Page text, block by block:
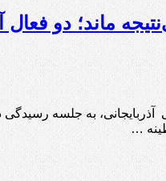
ماند؛ دو
…